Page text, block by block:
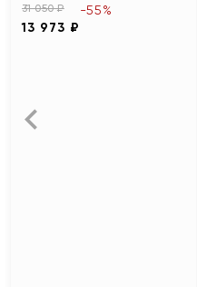
31 050 ₽
13 973 ₽
-55%